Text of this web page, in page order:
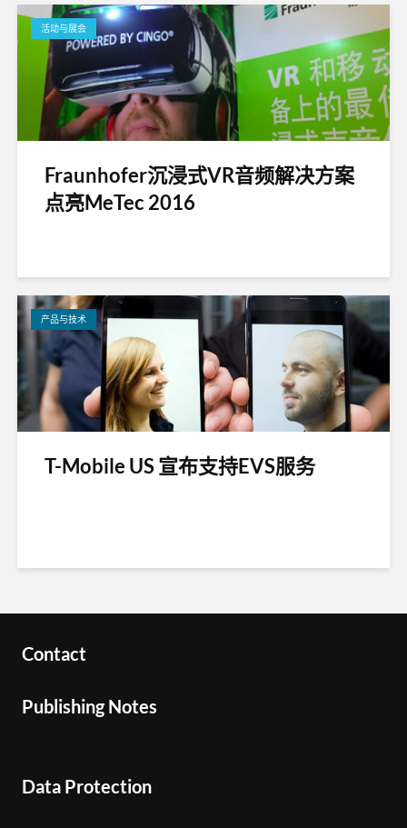
活动与展会
Fraunhofer沉浸式VR音频解决方案
点亮MeTec 2016
产品与技术
T-Mobile US 宣布支持EVS服务
Contact
Publishing Notes
Data Protection